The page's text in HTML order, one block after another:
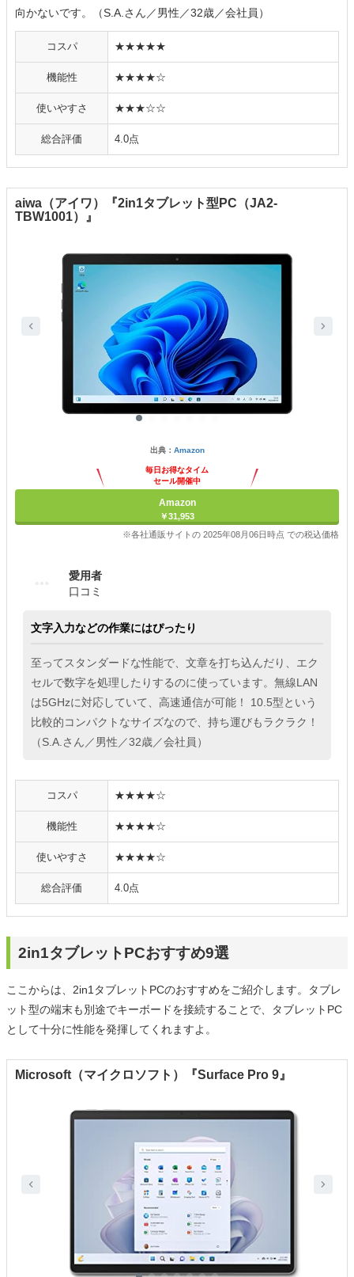
向かないです。（S.A.さん／男性／32歳／会社員）
コスパ ★★★★★
機能性 ★★★★☆
使いやすさ ★★★☆☆
総合評価 4.0点
aiwa（アイワ）『2in1タブレット型PC（JA2-
TBW1001）』
出典： Amazon
毎日お得なタイム
セール開催中
Amazon
￥31,953
※各社通販サイトの 2025年08月06日時点 での税込価格
愛用者
口コミ
文字入力などの作業にはぴったり
至ってスタンダードな性能で、文章を打ち込んだり、エク
セルで数字を処理したりするのに使っています。無線LAN
は5GHzに対応していて、高速通信が可能！ 10.5型という
比較的コンパクトなサイズなので、持ち運びもラクラク！
（S.A.さん／男性／32歳／会社員）
コスパ ★★★★☆
機能性 ★★★★☆
使いやすさ ★★★★☆
総合評価 4.0点
2in1タブレットPCおすすめ9選
ここからは、2in1タブレットPCのおすすめをご紹介します。タブレ
ット型の端末も別途でキーボードを接続することで、タブレットPC
として十分に性能を発揮してくれますよ。
Microsoft（マイクロソフト）『Surface Pro 9』